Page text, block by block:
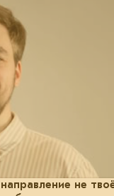
не